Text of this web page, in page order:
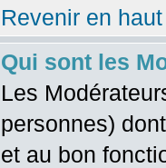
Revenir en
Qui sont les
Les
personnes)
et au bon